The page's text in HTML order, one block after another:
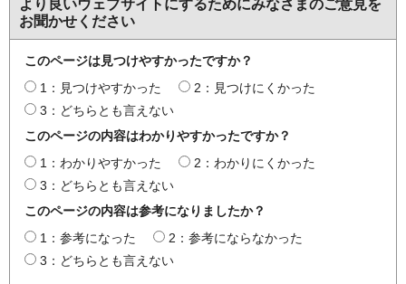
より良いウェブサイトにするためにみなさまのご意見を
お聞かせください
このページは見つけやすかったですか？
1：見つけやすかった
2：見つけにくかった
3：どちらとも言えない
このページの内容はわかりやすかったですか？
1：わかりやすかった
2：わかりにくかった
3：どちらとも言えない
このページの内容は参考になりましたか？
1：参考になった
2：参考にならなかった
3：どちらとも言えない